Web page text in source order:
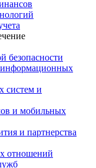
безопасности
информационных
систем и
и мобильных
и партнерства
отношений